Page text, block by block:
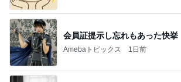
会員証提示し忘れもあった快挙
Amebaトピックス 1日前